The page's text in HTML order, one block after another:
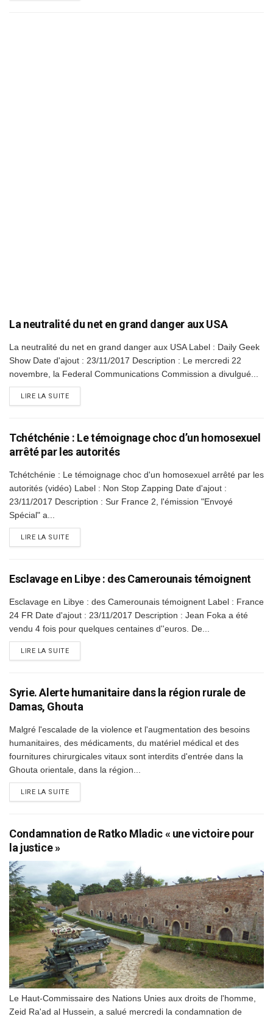
La neutralité du net en grand danger aux USA
La neutralité du net en grand danger aux USA Label : Daily Geek
Show Date d'ajout : 23/11/2017 Description : Le mercredi 22
novembre, la Federal Communications Commission a divulgué...
LIRE LA SUITEDETAILS
Tchétchénie : Le témoignage choc d’un homosexuel
arrêté par les autorités
Tchétchénie : Le témoignage choc d'un homosexuel arrêté par les
autorités (vidéo) Label : Non Stop Zapping Date d'ajout :
23/11/2017 Description : Sur France 2, l'émission "Envoyé
Spécial" a...
LIRE LA SUITEDETAILS
Esclavage en Libye : des Camerounais témoignent
Esclavage en Libye : des Camerounais témoignent Label : France
24 FR Date d'ajout : 23/11/2017 Description : Jean Foka a été
vendu 4 fois pour quelques centaines d''euros. De...
LIRE LA SUITEDETAILS
Syrie. Alerte humanitaire dans la région rurale de
Damas, Ghouta
Malgré l'escalade de la violence et l'augmentation des besoins
humanitaires, des médicaments, du matériel médical et des
fournitures chirurgicales vitaux sont interdits d'entrée dans la
Ghouta orientale, dans la région...
LIRE LA SUITEDETAILS
Condamnation de Ratko Mladic « une victoire pour
la justice »
Le Haut-Commissaire des Nations Unies aux droits de l'homme,
Zeid Ra'ad al Hussein, a salué mercredi la condamnation de